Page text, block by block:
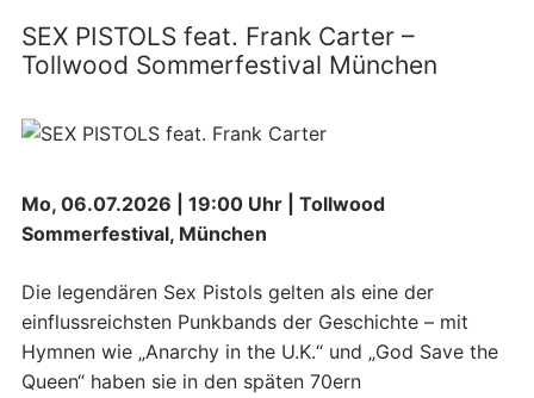
SEX PISTOLS feat. Frank Carter –
Tollwood Sommerfestival München
Mo, 06.07.2026 | 19:00 Uhr | Tollwood
Sommerfestival, München
Die legendären Sex Pistols gelten als eine der
einflussreichsten Punkbands der Geschichte – mit
Hymnen wie „Anarchy in the U.K.“ und „God Save the
Queen“ haben sie in den späten 70ern